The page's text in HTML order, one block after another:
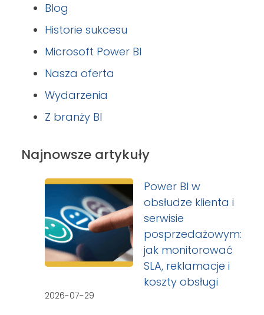
Blog
Historie sukcesu
Microsoft Power BI
Nasza oferta
Wydarzenia
Z branży BI
Najnowsze artykuły
Power BI w
obsłudze klienta i
serwisie
posprzedażowym:
jak monitorować
SLA, reklamacje i
koszty obsługi
2026-07-29